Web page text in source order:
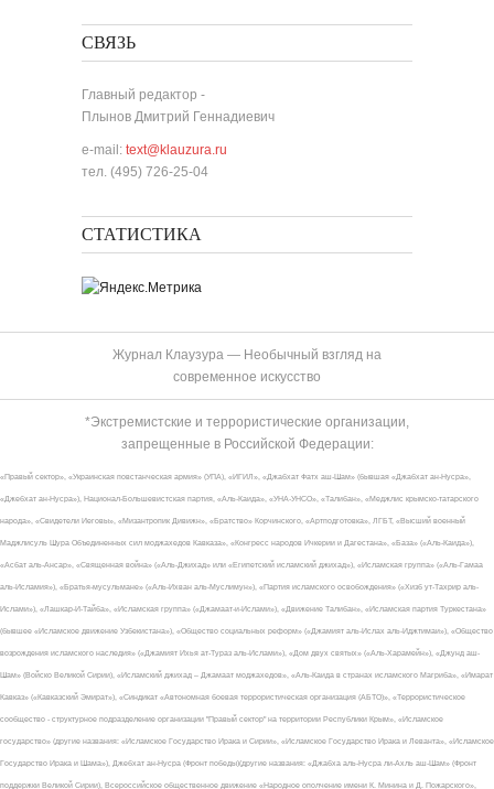
СВЯЗЬ
Главный редактор -
Плынов Дмитрий Геннадиевич
e-mail: text@klauzura.ru
тел. (495) 726-25-04
СТАТИСТИКА
Журнал Клаузура — Необычный взгляд на
современное искусство
*Экстремистские и террористические организации,
запрещенные в Российской Федерации:
«Правый сектор», «Украинская повстанческая армия» (УПА), «ИГИЛ», «Джабхат Фатх аш-Шам» (бывшая «Джабхат ан-Нусра»,
«Джебхат ан-Нусра»), Национал-Большевистская партия, «Аль-Каида», «УНА-УНСО», «Талибан», «Меджлис крымско-татарского
народа», «Свидетели Иеговы», «Мизантропик Дивижн», «Братство» Корчинского, «Артподготовка», ЛГБТ, «Высший военный
Маджлисуль Шура Объединенных сил моджахедов Кавказа», «Конгресс народов Ичкерии и Дагестана», «База» («Аль-Каида»),
«Асбат аль-Ансар», «Священная война» («Аль-Джихад» или «Египетский исламский джихад»), «Исламская группа» («Аль-Гамаа
аль-Исламия»), «Братья-мусульмане» («Аль-Ихван аль-Муслимун»), «Партия исламского освобождения» («Хизб ут-Тахрир аль-
Ислами»), «Лашкар-И-Тайба», «Исламская группа» («Джамаат-и-Ислами»), «Движение Талибан», «Исламская партия Туркестана»
(бывшее «Исламское движение Узбекистана»), «Общество социальных реформ» («Джамият аль-Ислах аль-Иджтимаи»), «Общество
возрождения исламского наследия» («Джамият Ихья ат-Тураз аль-Ислами»), «Дом двух святых» («Аль-Харамейн»), «Джунд аш-
Шам» (Войско Великой Сирии), «Исламский джихад – Джамаат моджахедов», «Аль-Каида в странах исламского Магриба», «Имарат
Кавказ» («Кавказский Эмират»), «Синдикат «Автономная боевая террористическая организация (АБТО)», «Террористическое
сообщество - структурное подразделение организации "Правый сектор" на территории Республики Крым», «Исламское
государство» (другие названия: «Исламское Государство Ирака и Сирии», «Исламское Государство Ирака и Леванта», «Исламское
Государство Ирака и Шама»), Джебхат ан-Нусра (Фронт победы)(другие названия: «Джабха аль-Нусра ли-Ахль аш-Шам» (Фронт
поддержки Великой Сирии), Всероссийское общественное движение «Народное ополчение имени К. Минина и Д. Пожарского»,